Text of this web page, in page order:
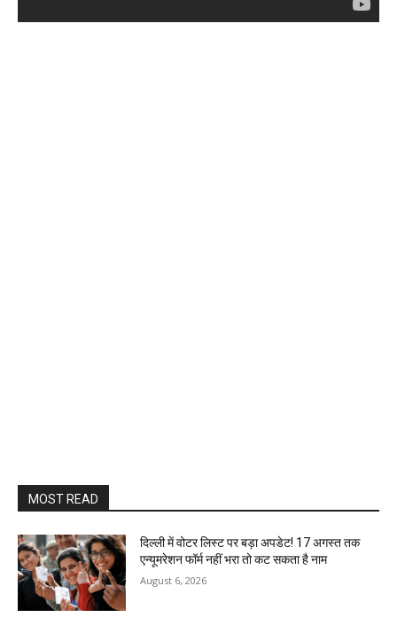
MOST READ
दिल्ली में वोटर लिस्ट पर बड़ा अपडेट! 17 अगस्त तक
एन्यूमरेशन फॉर्म नहीं भरा तो कट सकता है नाम
August 6, 2026